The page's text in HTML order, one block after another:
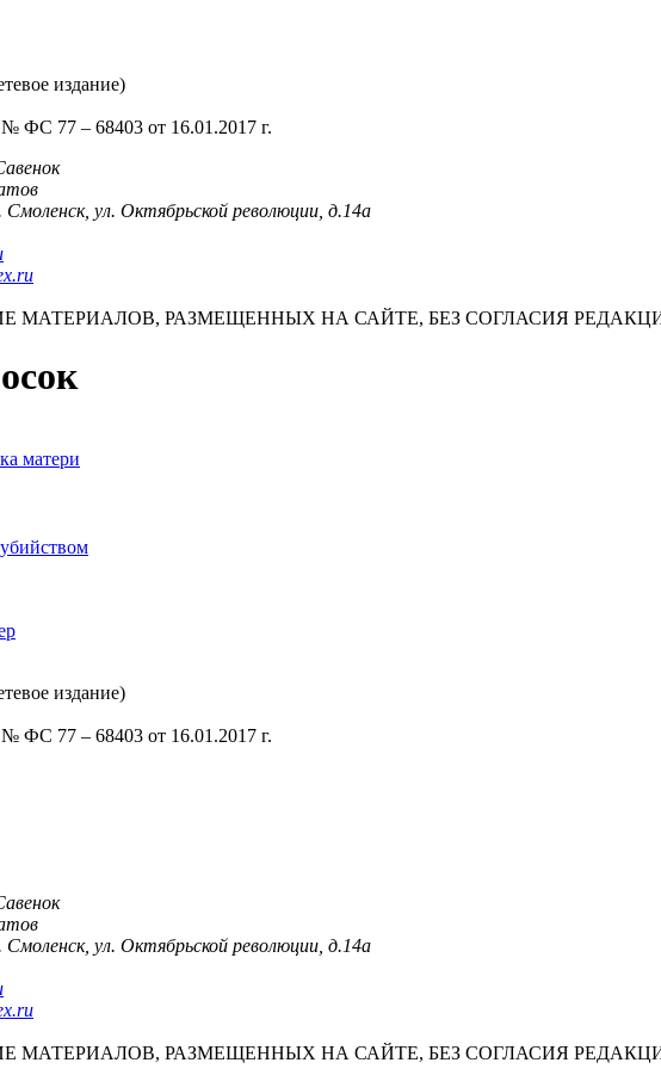
издание)
ФС 77 – 68403 от 16.01.2017 г.
Смоленск, ул. Октябрьской революции, д.14а
МАТЕРИАЛОВ, РАЗМЕЩЕННЫХ НА САЙТЕ, БЕЗ СОГЛАСИЯ
матери
издание)
ФС 77 – 68403 от 16.01.2017 г.
Смоленск, ул. Октябрьской революции, д.14а
МАТЕРИАЛОВ, РАЗМЕЩЕННЫХ НА САЙТЕ, БЕЗ СОГЛАСИЯ